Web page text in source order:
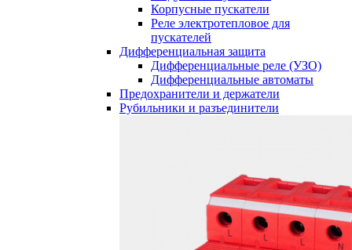
Корпусные пускатели
Реле электротепловое для
пускателей
Дифференциальная защита
Дифференциальные реле (УЗО)
Дифференциальные автоматы
Предохранители и держатели
Рубильники и разъединители